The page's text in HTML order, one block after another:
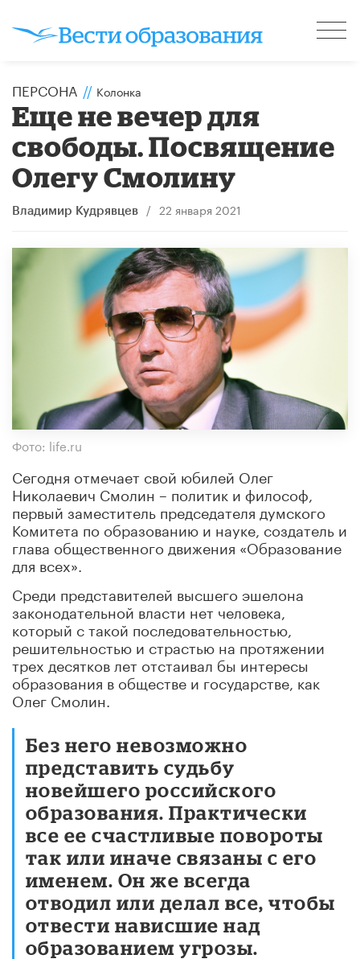
ПЕРСОНА // Колонка
​Еще не вечер для
свободы. Посвящение
Олегу Смолину
Владимир Кудрявцев / 22 января 2021
Фото: life.ru
Сегодня отмечает свой юбилей Олег
Николаевич Смолин – политик и философ,
первый заместитель председателя думского
Комитета по образованию и науке, создатель и
глава общественного движения «Образование
для всех».
Среди представителей высшего эшелона
законодательной власти нет человека,
который с такой последовательностью,
решительностью и страстью на протяжении
трех десятков лет отстаивал бы интересы
образования в обществе и государстве, как
Олег Смолин.
Без него невозможно
представить судьбу
новейшего российского
образования. Практически
все ее счастливые повороты
так или иначе связаны с его
именем. Он же всегда
отводил или делал все, чтобы
отвести нависшие над
образованием угрозы.